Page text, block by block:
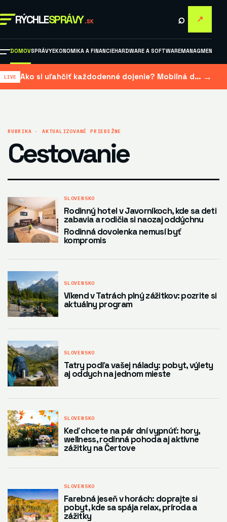
RÝCHLESPRÁVY .SK ⌕ ↗
DOMOVSPRÁVYEKONOMIKA A FINANCIEHARDWARE A SOFTWAREMANAGMENT A
Ako si uľahčiť každodenné dojenie? Mobilná dojačka šetrí čas aj námahu →
RUBRIKA · AKTUALIZOVANÉ PRIEBEŽNE
Cestovanie
SLOVENSKO
Rodinný hotel v Javorníkoch, kde sa deti
zabavia a rodičia si naozaj oddýchnu
Rodinná dovolenka nemusí byť
kompromis
SLOVENSKO
Víkend v Tatrách plný zážitkov: pozrite si
aktuálny program
SLOVENSKO
Tatry podľa vašej nálady: pobyt, výlety
aj oddych na jednom mieste
SLOVENSKO
Keď chcete na pár dní vypnúť: hory,
wellness, rodinná pohoda aj aktívne
zážitky na Čertove
SLOVENSKO
Farebná jeseň v horách: doprajte si
pobyt, kde sa spája relax, príroda a
zážitky